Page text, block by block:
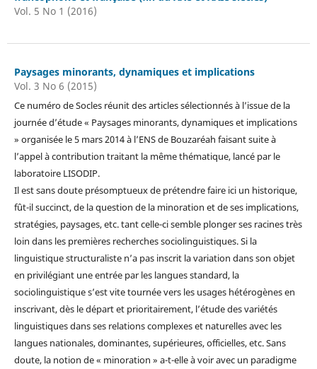
Vol. 5 No 1 (2016)
Paysages minorants, dynamiques et implications
Vol. 3 No 6 (2015)
Ce numéro de Socles réunit des articles sélectionnés à l’issue de la
journée d’étude « Paysages minorants, dynamiques et implications
» organisée le 5 mars 2014 à l’ENS de Bouzaréah faisant suite à
l’appel à contribution traitant la même thématique, lancé par le
laboratoire LISODIP.
Il est sans doute présomptueux de prétendre faire ici un historique,
fût-il succinct, de la question de la minoration et de ses implications,
stratégies, paysages, etc. tant celle-ci semble plonger ses racines très
loin dans les premières recherches sociolinguistiques. Si la
linguistique structuraliste n’a pas inscrit la variation dans son objet
en privilégiant une entrée par les langues standard, la
sociolinguistique s’est vite tournée vers les usages hétérogènes en
inscrivant, dès le départ et prioritairement, l’étude des variétés
linguistiques dans ses relations complexes et naturelles avec les
langues nationales, dominantes, supérieures, officielles, etc. Sans
doute, la notion de « minoration » a-t-elle à voir avec un paradigme